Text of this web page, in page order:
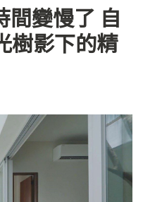
間變慢了 自
樹影下的精